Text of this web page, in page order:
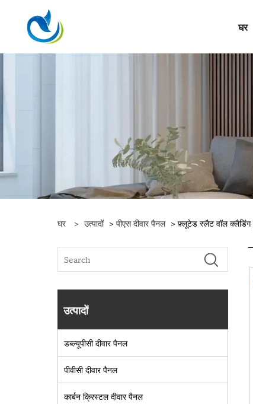
घर
घर > उत्पादों > पीएस दीवार पैनल > फ़्लूटेड स्लैट वॉल क्लैडिंग
उत्पादों
डब्ल्यूपीसी दीवार पैनल
पीवीसी दीवार पैनल
कार्बन क्रिस्टल दीवार पैनल